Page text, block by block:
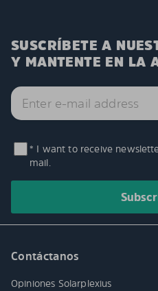
SUSCRÍBETE A
Y MANTENTE EN LA
* I want to receive
mail.
Contáctanos
Opiniones Solarplexius